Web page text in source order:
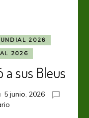
2026
2026
a sus Bleus
5 junio, 2026